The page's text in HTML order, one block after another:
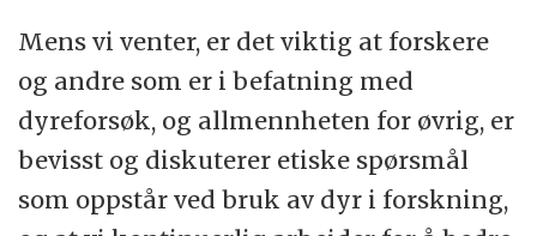
Mens vi venter, er det viktig at forskere
og andre som er i befatning med
dyreforsøk, og allmennheten for øvrig, er
bevisst og diskuterer etiske spørsmål
som oppstår ved bruk av dyr i forskning,